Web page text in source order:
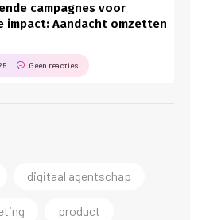
campagnes voor
impact: Aandacht omzetten
Geen reacties
digitaal agentschap
product